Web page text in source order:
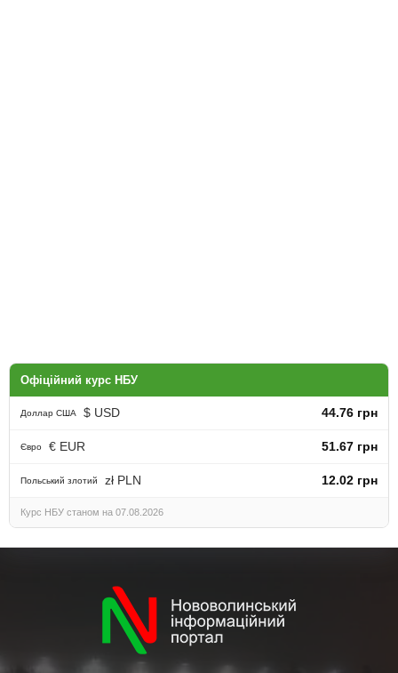
Офіційний курс НБУ
Доллар США $ USD 44.76 грн
Євро € EUR 51.67 грн
Польський злотий zł PLN 12.02 грн
Курс НБУ станом на 07.08.2026